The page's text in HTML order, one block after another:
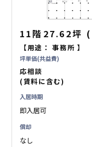
11階 27.62坪 (
【用途：事務所 】
坪単価(共益費)
応相談
(賃料に含む)
入居時期
即入居可
償却
なし